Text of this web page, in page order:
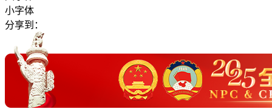
小字体
分享到：